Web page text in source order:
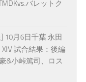
バレットク
10月6日千葉 永田
XIV 試合結果：後編
&小峠篤司、ロス